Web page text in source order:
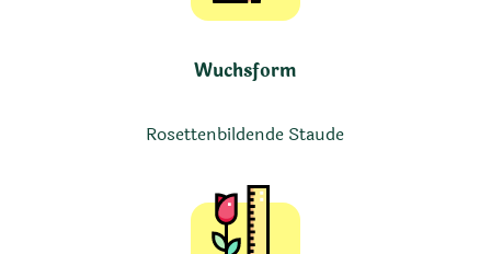
Wuchsform
Rosettenbildende Staude